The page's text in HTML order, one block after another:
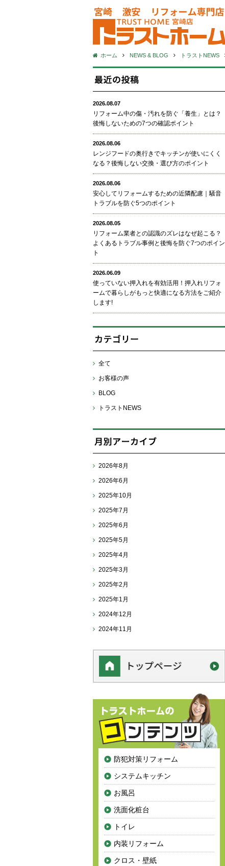
ホーム NEWS & BLOG トラストNEWS
2026.08.07
リフォーム中の傷・汚れを防ぐ「養生」とは？
後悔しないための7つの確認ポイント
2026.08.06
レンジフードの奥行きでキッチンが使いにくく
なる？後悔しない交換・選び方のポイント
2026.08.06
安心してリフォームするための近隣配慮｜騒音
トラブルを防ぐ5つのポイント
2026.08.05
リフォーム業者との認識のズレはなぜ起こる？
よくあるトラブル事例と後悔を防ぐ7つのポイン
ト
2026.06.09
使っていない押入れを有効活用！押入れリフォ
ームで暮らしがもっと快適になる方法をご紹介
します!
全て
お客様の声
BLOG
トラストNEWS
2026年8月
2026年6月
2025年10月
2025年7月
2025年6月
2025年5月
2025年4月
2025年3月
2025年2月
2025年1月
2024年12月
2024年11月
防犯対策リフォーム
システムキッチン
お風呂
洗面化粧台
トイレ
内装リフォーム
クロス・壁紙